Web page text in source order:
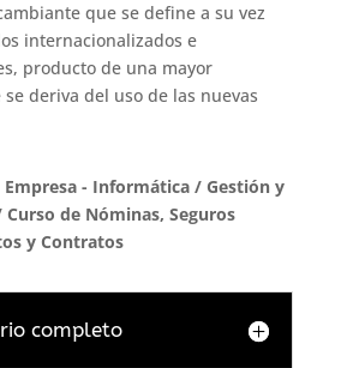
que se define a su vez
internacionalizados e
producto de una mayor
deriva del uso de las nuevas
Empresa - Informática/ Gestión y
de Nóminas, Seguros
y Contratos
completo